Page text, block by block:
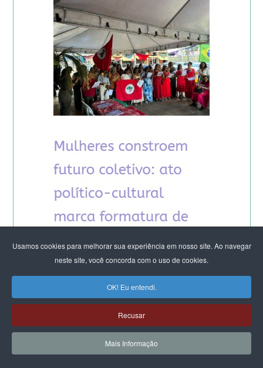
Usamos cookies para melhorar sua experiência em nosso site. Ao navegar
neste site, você concorda com o uso de cookies.
OK! Eu entendi.
Recusar
Mais Informação